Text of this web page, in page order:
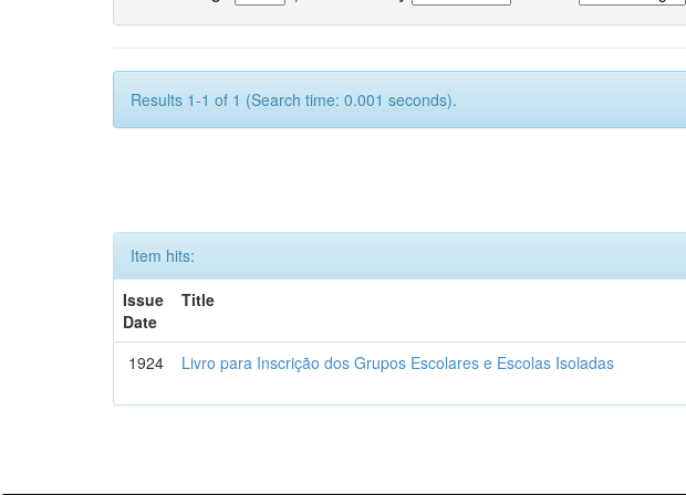
Results 1-1 of 1 (Search time: 0.001 seconds).
Item hits:
Issue
Date
Title
1924 Livro para Inscrição dos Grupos Escolares e Escolas Isoladas